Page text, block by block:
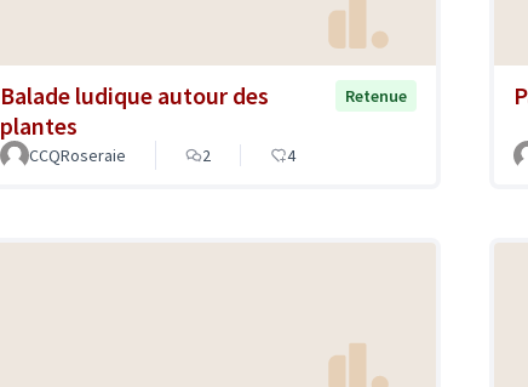
Balade ludique autour des
plantes
Retenue
CCQRoseraie 2 4